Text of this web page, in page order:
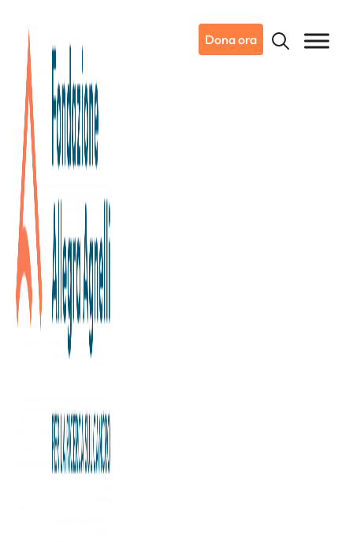
Dona ora
18/06/2021
Notizie da Candiolo
35 anni di FPRC: anche la
cultura festeggia la nostra
Fondazione
festeggiamenti con un’iniziativa speciale dedicata.
Per tutti coloro che esibiranno il biglietto di ingresso alla
mostra “VIAGGIO CONTROCORRENTE. ARTE ITALIANA